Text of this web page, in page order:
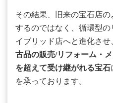
その結果、旧来の宝石店
するのではなく、循環型
イブリッド店へと進化させ
古品の販売/リフォーム・
を超えて受け継がれる宝石
を承っております。